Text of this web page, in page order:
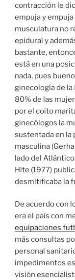
contracción le
empuja y
musculatura no
epidural y
bastante,
está en una
nada, pues
ginecología de la
80% de las
por el coito
ginecólogos la
sustentada en la
masculina
lado del
Hite (1977)
desmitificaba la
De acuerdo con
era el país con
equipaciones
más consultas
personal
impedimentos
visión